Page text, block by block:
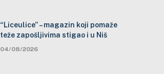
“Liceulice” – magazin koji pomaže
teže zapošljivima stigao i u Niš
04/08/2026